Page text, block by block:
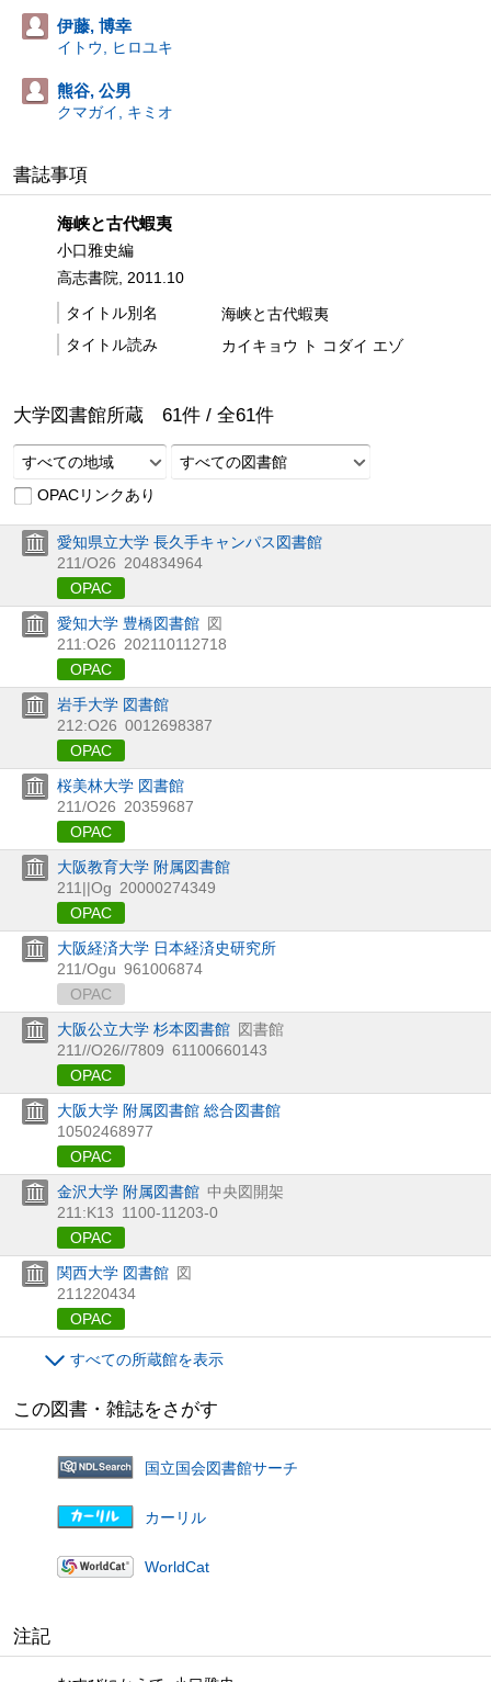
伊藤, 博幸
イトウ, ヒロユキ
熊谷, 公男
クマガイ, キミオ
書誌事項
海峡と古代蝦夷
小口雅史編
高志書院, 2011.10
タイトル別名
海峡と古代蝦夷
タイトル読み
カイキョウ ト コダイ エゾ
大学図書館所蔵 61件 / 全61件
すべての地域
すべての図書館
OPACリンクあり
愛知県立大学 長久手キャンパス図書館
211/O26 204834964
OPAC
愛知大学 豊橋図書館 図
211:O26 202110112718
OPAC
岩手大学 図書館
212:O26 0012698387
OPAC
桜美林大学 図書館
211/O26 20359687
OPAC
大阪教育大学 附属図書館
211||Og 20000274349
OPAC
大阪経済大学 日本経済史研究所
211/Ogu 961006874
OPAC
大阪公立大学 杉本図書館 図書館
211//O26//7809 61100660143
OPAC
大阪大学 附属図書館 総合図書館
10502468977
OPAC
金沢大学 附属図書館 中央図開架
211:K13 1100-11203-0
OPAC
関西大学 図書館 図
211220434
OPAC
すべての所蔵館を表示
この図書・雑誌をさがす
国立国会図書館サーチ
カーリル
WorldCat
注記